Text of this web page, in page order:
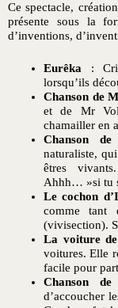
Ce spectacle,
présente sous la
d’inventions,
Eurêka : Cri
lorsqu’ils
Chanson de
et de Mr
chamailler en
Chanson
naturaliste,
êtres
Ahhh… »si tu
Le cochon
comme tant
(vivisection).
La voiture
voitures. Elle
facile pour
Chanson
d’accoucher